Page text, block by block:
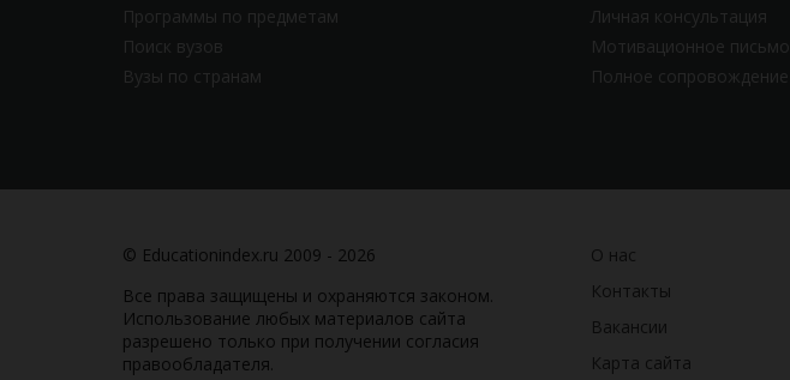
Программы по предметам
Поиск вузов
Вузы по странам
Личная консультация
Мотивационное письмо
Полное сопровождение
© Educationindex.ru 2009 - 2026
Все права защищены и охраняются законом.
Использование любых материалов сайта
разрешено только при получении согласия
правообладателя.
О нас
Контакты
Вакансии
Карта сайта